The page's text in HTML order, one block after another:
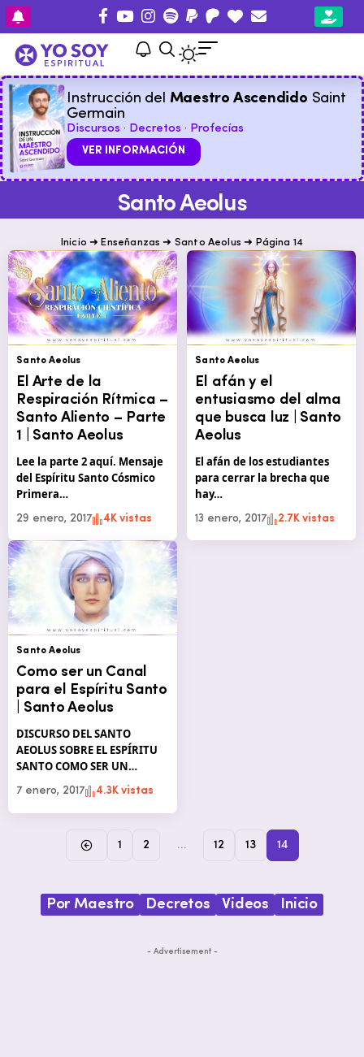
Instrucción del Maestro Ascendido Saint
Germain
Discursos · Decretos · Profecías
VER INFORMACIÓN
Santo Aeolus
Inicio ➜ Enseñanzas ➜ Santo Aeolus ➜ Página 14
Santo Aeolus
El Arte de la
Respiración Rítmica –
Santo Aliento – Parte
1 | Santo Aeolus
Lee la parte 2 aquí. Mensaje
del Espíritu Santo Cósmico
Primera…
29 enero, 2017 4K vistas
Santo Aeolus
El afán y el
entusiasmo del alma
que busca luz | Santo
Aeolus
El afán de los estudiantes
para cerrar la brecha que
hay…
13 enero, 2017 2.7K vistas
Santo Aeolus
Como ser un Canal
para el Espíritu Santo
| Santo Aeolus
DISCURSO DEL SANTO
AEOLUS SOBRE EL ESPÍRITU
SANTO COMO SER UN…
7 enero, 2017 4.3K vistas
1 2 … 12 13 14
Por Maestro Decretos Videos Inicio
- Advertisement -